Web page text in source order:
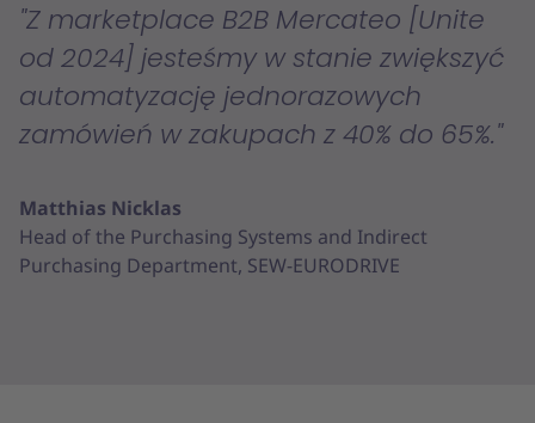
Z marketplace B2B Mercateo [Unite
od 2024] jesteśmy w stanie zwiększyć
automatyzację jednorazowych
zamówień w zakupach z 40% do 65%.
Matthias Nicklas
Head of the Purchasing Systems and Indirect
Purchasing Department, SEW-EURODRIVE